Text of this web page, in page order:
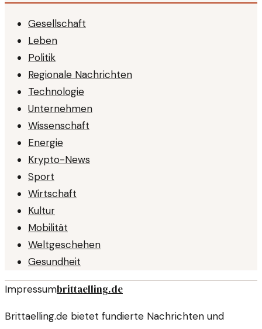
Gesellschaft
Leben
Politik
Regionale Nachrichten
Technologie
Unternehmen
Wissenschaft
Energie
Krypto-News
Sport
Wirtschaft
Kultur
Mobilität
Weltgeschehen
Gesundheit
Impressumbrittaelling.de
Brittaelling.de bietet fundierte Nachrichten und